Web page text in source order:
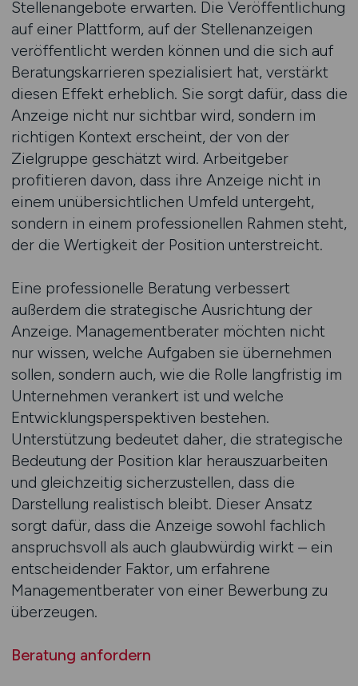
Stellenangebote erwarten. Die Veröffentlichung
auf einer Plattform, auf der Stellenanzeigen
veröffentlicht werden können und die sich auf
Beratungskarrieren spezialisiert hat, verstärkt
diesen Effekt erheblich. Sie sorgt dafür, dass die
Anzeige nicht nur sichtbar wird, sondern im
richtigen Kontext erscheint, der von der
Zielgruppe geschätzt wird. Arbeitgeber
profitieren davon, dass ihre Anzeige nicht in
einem unübersichtlichen Umfeld untergeht,
sondern in einem professionellen Rahmen steht,
der die Wertigkeit der Position unterstreicht.
Eine professionelle Beratung verbessert
außerdem die strategische Ausrichtung der
Anzeige. Managementberater möchten nicht
nur wissen, welche Aufgaben sie übernehmen
sollen, sondern auch, wie die Rolle langfristig im
Unternehmen verankert ist und welche
Entwicklungsperspektiven bestehen.
Unterstützung bedeutet daher, die strategische
Bedeutung der Position klar herauszuarbeiten
und gleichzeitig sicherzustellen, dass die
Darstellung realistisch bleibt. Dieser Ansatz
sorgt dafür, dass die Anzeige sowohl fachlich
anspruchsvoll als auch glaubwürdig wirkt – ein
entscheidender Faktor, um erfahrene
Managementberater von einer Bewerbung zu
überzeugen.
Beratung anfordern